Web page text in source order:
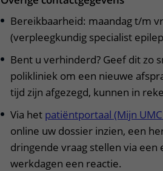
Bereikbaarheid: maandag t/m
(verpleegkundig specialist
Bent u verhinderd? Geef dit zo
polikliniek om een nieuwe
tijd zijn afgezegd, kunnen in
Via het patiëntportaal (Mijn
online uw dossier inzien, een
dringende vraag stellen via
werkdagen een reactie.